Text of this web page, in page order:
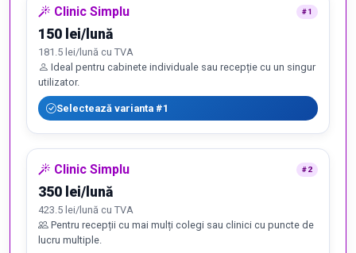
Clinic Simplu #1
150 lei/lună
181.5 lei/lună cu TVA
Ideal pentru cabinete individuale sau recepție cu un singur
utilizator.
Selectează varianta #1
Clinic Simplu #2
350 lei/lună
423.5 lei/lună cu TVA
Pentru recepții cu mai mulți colegi sau clinici cu puncte de
lucru multiple.